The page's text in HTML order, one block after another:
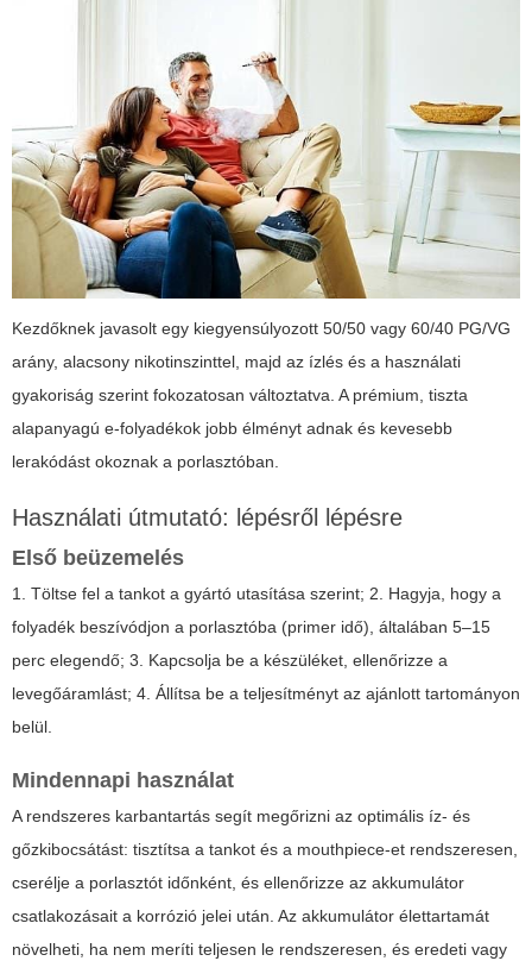
Kezdőknek javasolt egy kiegyensúlyozott 50/50 vagy 60/40 PG/VG
arány, alacsony nikotinszinttel, majd az ízlés és a használati
gyakoriság szerint fokozatosan változtatva. A prémium, tiszta
alapanyagú e-folyadékok jobb élményt adnak és kevesebb
lerakódást okoznak a porlasztóban.
Használati útmutató: lépésről lépésre
Első beüzemelés
1. Töltse fel a tankot a gyártó utasítása szerint; 2. Hagyja, hogy a
folyadék beszívódjon a porlasztóba (primer idő), általában 5–15
perc elegendő; 3. Kapcsolja be a készüléket, ellenőrizze a
levegőáramlást; 4. Állítsa be a teljesítményt az ajánlott tartományon
belül.
Mindennapi használat
A rendszeres karbantartás segít megőrizni az optimális íz- és
gőzkibocsátást: tisztítsa a tankot és a mouthpiece-et rendszeresen,
cserélje a porlasztót időnként, és ellenőrizze az akkumulátor
csatlakozásait a korrózió jelei után. Az akkumulátor élettartamát
növelheti, ha nem meríti teljesen le rendszeresen, és eredeti vagy